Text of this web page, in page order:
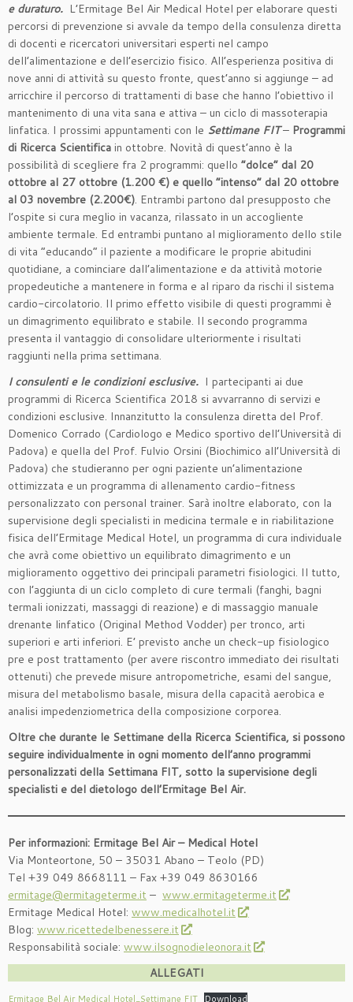
e duraturo. L’Ermitage Bel Air Medical Hotel per elaborare questi
percorsi di prevenzione si avvale da tempo della consulenza diretta
di docenti e ricercatori universitari esperti nel campo
dell’alimentazione e dell’esercizio fisico. All’esperienza positiva di
nove anni di attività su questo fronte, quest’anno si aggiunge – ad
arricchire il percorso di trattamenti di base che hanno l’obiettivo il
mantenimento di una vita sana e attiva – un ciclo di massoterapia
linfatica. I prossimi appuntamenti con le Settimane FIT– Programmi
di Ricerca Scientifica in ottobre. Novità di quest’anno è la
possibilità di scegliere fra 2 programmi: quello “dolce” dal 20
ottobre al 27 ottobre (1.200 €) e quello “intenso” dal 20 ottobre
al 03 novembre (2.200€). Entrambi partono dal presupposto che
l’ospite si cura meglio in vacanza, rilassato in un accogliente
ambiente termale. Ed entrambi puntano al miglioramento dello stile
di vita “educando” il paziente a modificare le proprie abitudini
quotidiane, a cominciare dall’alimentazione e da attività motorie
propedeutiche a mantenere in forma e al riparo da rischi il sistema
cardio-circolatorio. Il primo effetto visibile di questi programmi è
un dimagrimento equilibrato e stabile. Il secondo programma
presenta il vantaggio di consolidare ulteriormente i risultati
raggiunti nella prima settimana.
I consulenti e le condizioni esclusive. I partecipanti ai due
programmi di Ricerca Scientifica 2018 si avvarranno di servizi e
condizioni esclusive. Innanzitutto la consulenza diretta del Prof.
Domenico Corrado (Cardiologo e Medico sportivo dell’Università di
Padova) e quella del Prof. Fulvio Orsini (Biochimico all’Università di
Padova) che studieranno per ogni paziente un’alimentazione
ottimizzata e un programma di allenamento cardio-fitness
personalizzato con personal trainer. Sarà inoltre elaborato, con la
supervisione degli specialisti in medicina termale e in riabilitazione
fisica dell’Ermitage Medical Hotel, un programma di cura individuale
che avrà come obiettivo un equilibrato dimagrimento e un
miglioramento oggettivo dei principali parametri fisiologici. Il tutto,
con l’aggiunta di un ciclo completo di cure termali (fanghi, bagni
termali ionizzati, massaggi di reazione) e di massaggio manuale
drenante linfatico (Original Method Vodder) per tronco, arti
superiori e arti inferiori. E’ previsto anche un check-up fisiologico
pre e post trattamento (per avere riscontro immediato dei risultati
ottenuti) che prevede misure antropometriche, esami del sangue,
misura del metabolismo basale, misura della capacità aerobica e
analisi impedenziometrica della composizione corporea.
Oltre che durante le Settimane della Ricerca Scientifica, si possono
seguire individualmente in ogni momento dell’anno programmi
personalizzati della Settimana FIT, sotto la supervisione degli
specialisti e del dietologo dell’Ermitage Bel Air.
Per informazioni: Ermitage Bel Air – Medical Hotel
Via Monteortone, 50 – 35031 Abano – Teolo (PD)
Tel +39 049 8668111 – Fax +39 049 8630166
ermitage@ermitageterme.it – www.ermitageterme.it
Ermitage Medical Hotel: www.medicalhotel.it
Blog: www.ricettedelbenessere.it
Responsabilità sociale: www.ilsognodieleonora.it
ALLEGATI
Ermitage Bel Air Medical Hotel_Settimane FIT Download